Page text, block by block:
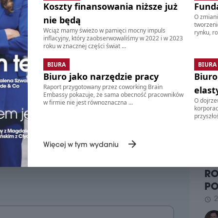
Płatność roczna
Wybierz
online i w wersji flipbook
artykuły oraz wywiady z najważniejszymi
i informacje z rynku nieruchomości
w Polsce i regionu CEE, zebrane na
schedule
o
schedule
Koszty finansowania niższe już
nie będą
Wciąż mamy świeżo w pamięci mocny impuls
inflacyjny, który zaobserwowaliśmy w 2022 i w 2023
roku w znacznej części świat ...
O
rynku,
BIURA
Biuro jako narzędzie pracy
Raport przygotowany przez coworking Brain
Embassy pokazuje, że sama obecność pracowników
w firmie nie jest równoznaczna ...
BIURA
O
Więcej w tym wydaniu arrow_forward